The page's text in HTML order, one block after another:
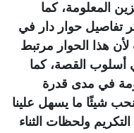
المعلومة، كما
تفاصيل حوار دار في
هذا الحوار مرتبط
أسلوب القصة، كما
في مدى قدرة
شيئًا ما يسهل علينا
ولحظات الثناء